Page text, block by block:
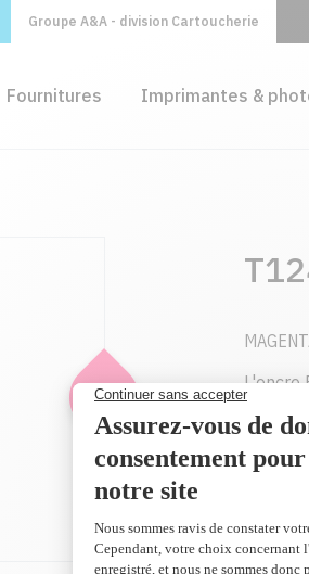
Groupe A&A - division Cartoucherie
Fournitures Imprimantes &
L'encre
de
sont